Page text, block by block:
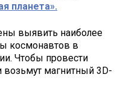
планета».
выявить наиболее
космонавтов в
Чтобы провести
возьмут магнитный 3D-